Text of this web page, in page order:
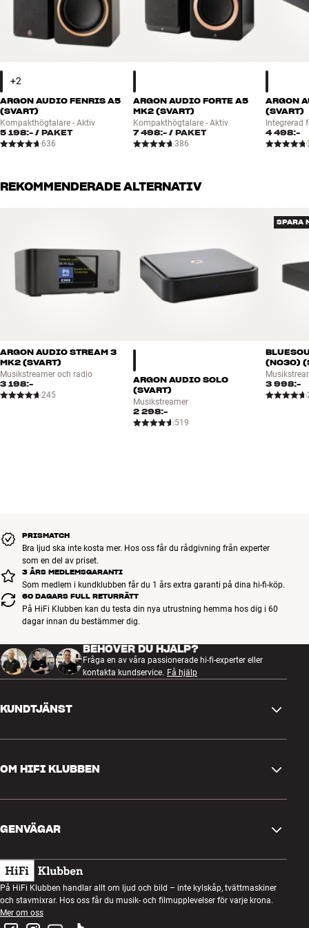
ARGON AUDIO FENRIS A5
(SVART)
Kompakthögtalare - Aktiv
5 198:- / PAKET
636
ARGON AUDIO FORTE A5
MK2 (SVART)
Kompakthögtalare - Aktiv
7 498:-/ PAKET
386
ARGON
(SVART)
Integrerad
4 498:-
REKOMMENDERADE ALTERNATIV
ARGON AUDIO STREAM 3
MK2 (SVART)
Musikstreamer och radio
3 198:-
245
ARGON AUDIO SOLO
(SVART)
Musikstreamer
2 298:-
519
SPARA
(N030)
3 998:-
PRISMATCH
Bra ljud ska inte kosta mer. Hos oss får du rådgivning från experter
som en del av priset.
3 ÅRS MEDLEMSGARANTI
Som medlem i kundklubben får du 1 års extra garanti på dina hi-fi-köp.
60 DAGARS FULL RETURRÄTT
På HiFi Klubben kan du testa din nya utrustning hemma hos dig i 60
dagar innan du bestämmer dig.
BEHÖVER DU HJÄLP?
Fråga en av våra passionerade hi-fi-experter eller
kontakta kundservice. Få hjälp
KUNDTJÄNST
Frågor och svar
Retur och reklamation
Ångra beställning
Köpvillkor
Integritetspolicy
OM HIFI KLUBBEN
Om oss
Kundklubb
Lyssnarkväll
Tävlingar
GENVÄGAR
Presentkort
Bygg med ljud
Montering och installation
På HiFi Klubben handlar allt om ljud och bild – inte kylskåp, tvättmaskiner
och stavmixrar. Hos oss får du musik- och filmupplevelser för varje krona.
Mer om oss